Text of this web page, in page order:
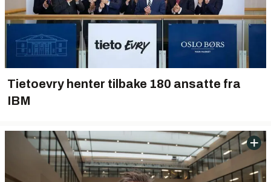
Tietoevry henter tilbake 180 ansatte fra
IBM